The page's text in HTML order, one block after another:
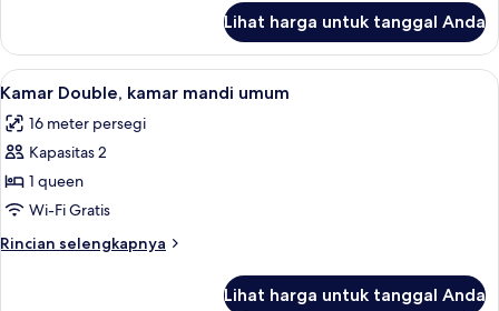
Futon)
Kamar
Triple,
hot
(3
Futon)
Lihat harga untuk tanggal Anda
Lihat
semua
foto
untuk
Kamar
Double,
kamar
mandi
Seprai premium, meja kerja, kedap
7
Kamar Double, kamar mandi umum
16 meter persegi
Kapasitas 2
1 queen
Wi-Fi Gratis
Rincian selengkapnya
Rincian
Lihat harga untuk tanggal Anda